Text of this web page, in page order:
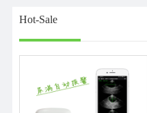
Hot-Sale